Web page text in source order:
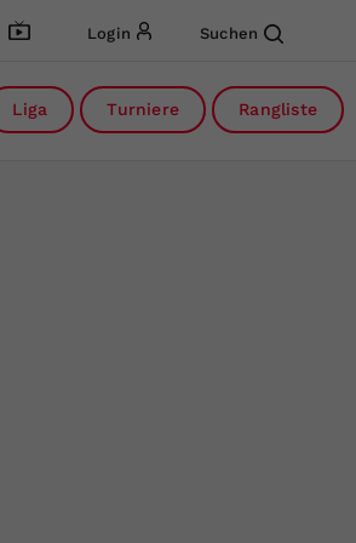
Login Suchen
Liga Turniere Rangliste